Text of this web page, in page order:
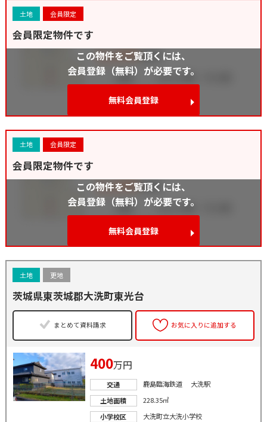
土地 会員限定
会員限定物件です
この物件をご覧頂くには、
会員登録（無料）が必要です。
無料会員登録
土地 会員限定
会員限定物件です
この物件をご覧頂くには、
会員登録（無料）が必要です。
無料会員登録
土地 更地
茨城県東茨城郡大洗町東光台
まとめて資料請求 お気に入りに追加する
400万円
交通
鹿島臨海鉄道 大洗駅
土地面積
228.35㎡
小学校区
大洗町立大洗小学校